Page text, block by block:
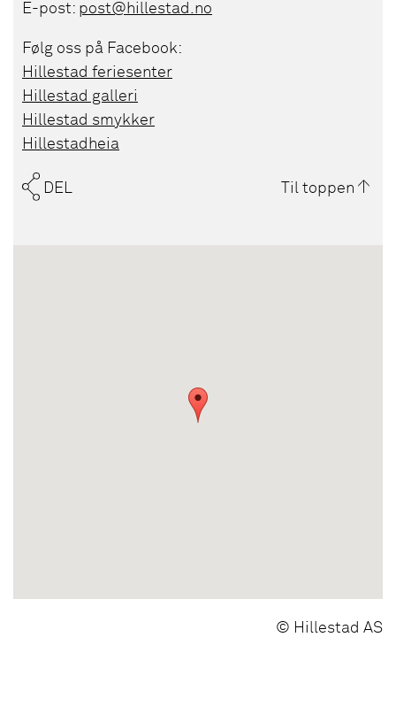
E-post: post@hillestad.no
Følg oss på Facebook:
Hillestad feriesenter
Hillestad galleri
Hillestad smykker
Hillestadheia
DEL Til toppen
© Hillestad AS